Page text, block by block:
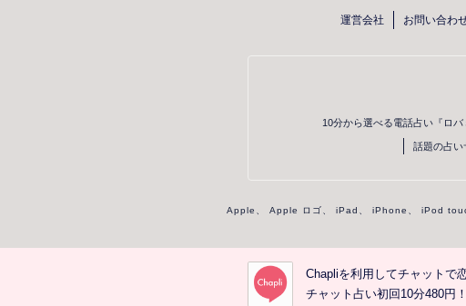
Chapliを利用してチャットで
チャット占い初回10分480円！
るように今できることをコツコツと
良くするための天の導きは愛に満ち
しています！
運営会社 お問い合わ
10分から選べる電話占い『ロバ
話題の占い
Apple、 Apple ロゴ、 iPad、 iPhone、 iPod